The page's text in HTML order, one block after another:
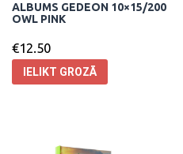
ALBUMS GEDEON 10×15/200
OWL PINK
€12.50
IELIKT GROZĀ